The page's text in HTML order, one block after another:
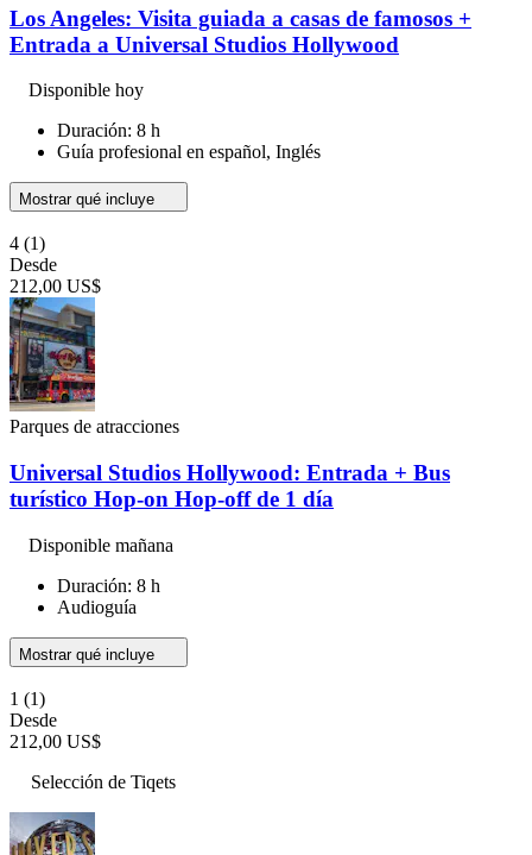
Los Angeles: Visita guiada a casas de famosos +
Entrada a Universal Studios Hollywood
Disponible hoy
Duración: 8 h
Guía profesional en español, Inglés
Mostrar qué incluye
4 (1)
Desde
212,00 US$
Parques de atracciones
Universal Studios Hollywood: Entrada + Bus
turístico Hop-on Hop-off de 1 día
Disponible mañana
Duración: 8 h
Audioguía
Mostrar qué incluye
1 (1)
Desde
212,00 US$
Selección de Tiqets